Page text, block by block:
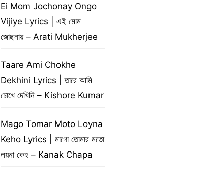
Ei Mom Jochonay Ongo
Vijiye Lyrics | এই মোম
জোছনায় – Arati Mukherjee
Taare Ami Chokhe
Dekhini Lyrics | তারে আমি
চোখে দেখিনি – Kishore Kumar
Mago Tomar Moto Loyna
Keho Lyrics | মাগো তোমার মতো
লয়না কেহ – Kanak Chapa